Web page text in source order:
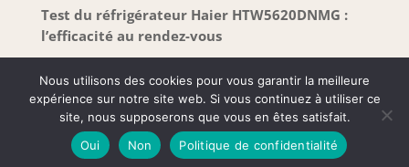
Test du réfrigérateur Haier HTW5620DNMG :
l’efficacité au rendez-vous
Tous droits réservés –Mentions Légales -Plan de
site-Contact
Nous utilisons des cookies pour vous garantir la meilleure
expérience sur notre site web. Si vous continuez à utiliser ce
site, nous supposerons que vous en êtes satisfait.
Oui
Non Politique de confidentialité